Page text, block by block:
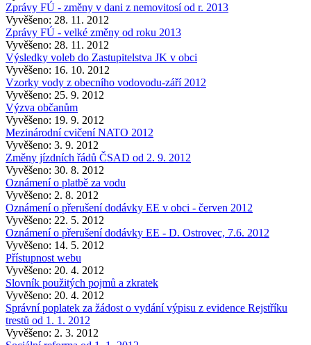
Zprávy FÚ - změny v dani z nemovitosí od r. 2013
Vyvěšeno: 28. 11. 2012
Zprávy FÚ - velké změny od roku 2013
Vyvěšeno: 28. 11. 2012
Výsledky voleb do Zastupitelstva JK v obci
Vyvěšeno: 16. 10. 2012
Vzorky vody z obecního vodovodu-září 2012
Vyvěšeno: 25. 9. 2012
Výzva občanům
Vyvěšeno: 19. 9. 2012
Mezinárodní cvičení NATO 2012
Vyvěšeno: 3. 9. 2012
Změny jízdních řádů ČSAD od 2. 9. 2012
Vyvěšeno: 30. 8. 2012
Oznámení o platbě za vodu
Vyvěšeno: 2. 8. 2012
Oznámení o přerušení dodávky EE v obci - červen 2012
Vyvěšeno: 22. 5. 2012
Oznámení o přerušení dodávky EE - D. Ostrovec, 7.6. 2012
Vyvěšeno: 14. 5. 2012
Přístupnost webu
Vyvěšeno: 20. 4. 2012
Slovník použitých pojmů a zkratek
Vyvěšeno: 20. 4. 2012
Správní poplatek za žádost o vydání výpisu z evidence Rejstříku
trestů od 1. 1. 2012
Vyvěšeno: 2. 3. 2012